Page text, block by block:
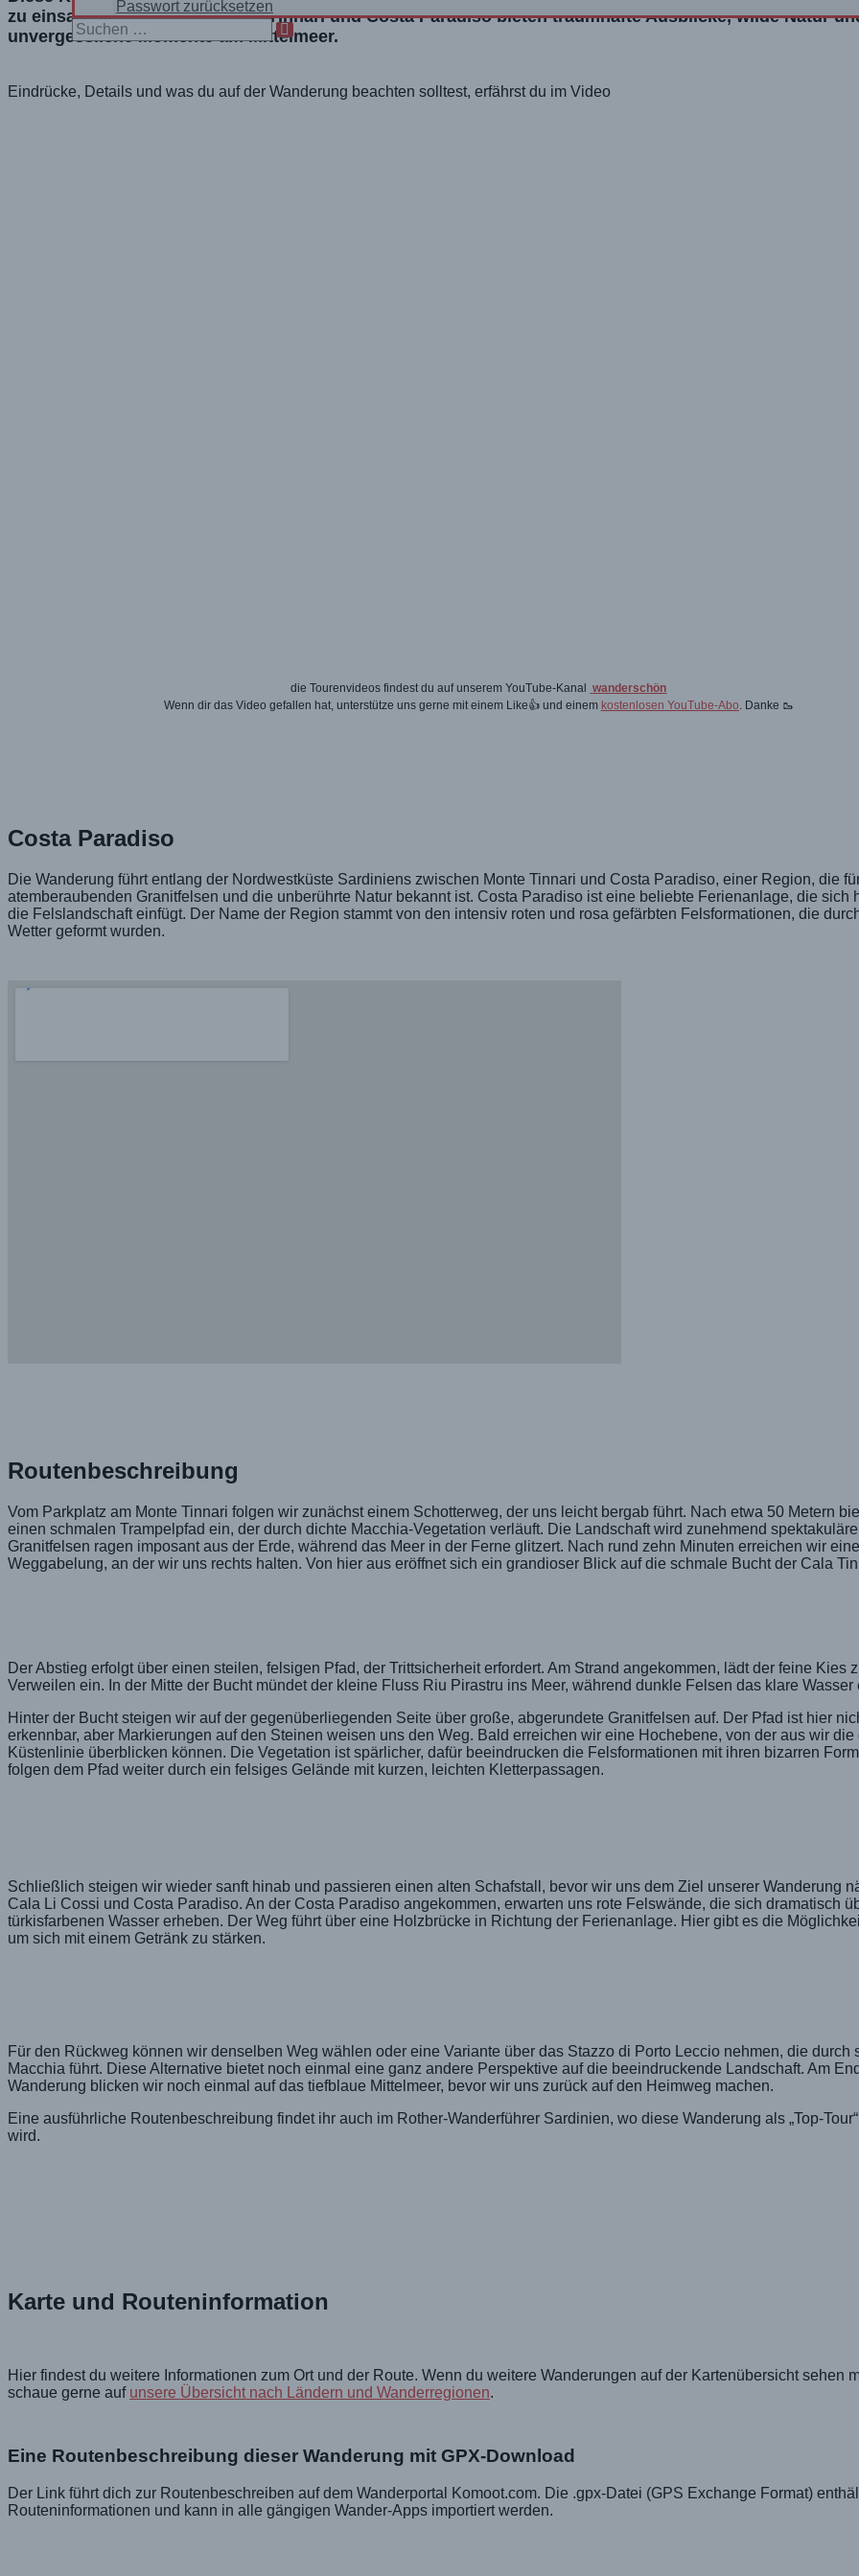
Passwort zurücksetzen
Search
for:
zu einsamen Buchten. Die Cala Tinnari und Costa Paradiso bieten traumhafte Ausblicke, wilde Natur
unvergessliche Momente am Mittelmeer.
Eindrücke, Details und was du auf der Wanderung beachten solltest, erfährst du im Video
die Tourenvideos findest du auf unserem YouTube-Kanal
wanderschön
Wenn dir das Video gefallen hat, unterstütze uns gerne mit einem Like👍 und einem kostenlosen YouTube-Abo. Danke 🥾
Costa Paradiso
Die Wanderung führt entlang der Nordwestküste Sardiniens zwischen Monte Tinnari und Costa Paradiso, einer Region, die
atemberaubenden Granitfelsen und die unberührte Natur bekannt ist. Costa Paradiso ist eine beliebte Ferienanlage, die sich
die Felslandschaft einfügt. Der Name der Region stammt von den intensiv roten und rosa gefärbten Felsformationen, die
Wetter geformt wurden.
Routenbeschreibung
Vom Parkplatz am Monte Tinnari folgen wir zunächst einem Schotterweg, der uns leicht bergab führt. Nach etwa 50 Metern
einen schmalen Trampelpfad ein, der durch dichte Macchia-Vegetation verläuft. Die Landschaft wird zunehmend
Granitfelsen ragen imposant aus der Erde, während das Meer in der Ferne glitzert. Nach rund zehn Minuten erreichen wir eine
Weggabelung, an der wir uns rechts halten. Von hier aus eröffnet sich ein grandioser Blick auf die schmale Bucht der Cala
Der Abstieg erfolgt über einen steilen, felsigen Pfad, der Trittsicherheit erfordert. Am Strand angekommen, lädt der feine Kies
Verweilen ein. In der Mitte der Bucht mündet der kleine Fluss Riu Pirastru ins Meer, während dunkle Felsen das klare Wasser
Hinter der Bucht steigen wir auf der gegenüberliegenden Seite über große, abgerundete Granitfelsen auf. Der Pfad ist hier
erkennbar, aber Markierungen auf den Steinen weisen uns den Weg. Bald erreichen wir eine Hochebene, von der aus wir die
Küstenlinie überblicken können. Die Vegetation ist spärlicher, dafür beeindrucken die Felsformationen mit ihren bizarren
folgen dem Pfad weiter durch ein felsiges Gelände mit kurzen, leichten Kletterpassagen.
Schließlich steigen wir wieder sanft hinab und passieren einen alten Schafstall, bevor wir uns dem Ziel unserer Wanderung
Cala Li Cossi und Costa Paradiso. An der Costa Paradiso angekommen, erwarten uns rote Felswände, die sich dramatisch
türkisfarbenen Wasser erheben. Der Weg führt über eine Holzbrücke in Richtung der Ferienanlage. Hier gibt es die
um sich mit einem Getränk zu stärken.
Für den Rückweg können wir denselben Weg wählen oder eine Variante über das Stazzo di Porto Leccio nehmen, die durch
Macchia führt. Diese Alternative bietet noch einmal eine ganz andere Perspektive auf die beeindruckende Landschaft. Am
Wanderung blicken wir noch einmal auf das tiefblaue Mittelmeer, bevor wir uns zurück auf den Heimweg machen.
Eine ausführliche Routenbeschreibung findet ihr auch im Rother-Wanderführer Sardinien, wo diese Wanderung als „Top-
wird.
Karte und Routeninformation
Hier findest du weitere Informationen zum Ort und der Route. Wenn du weitere Wanderungen auf der Kartenübersicht sehen
schaue gerne auf unsere Übersicht nach Ländern und Wanderregionen.
Eine Routenbeschreibung dieser Wanderung mit GPX-Download
Der Link führt dich zur Routenbeschreiben auf dem Wanderportal Komoot.com. Die .gpx-Datei (GPS Exchange Format)
Routeninformationen und kann in alle gängigen Wander-Apps importiert werden.